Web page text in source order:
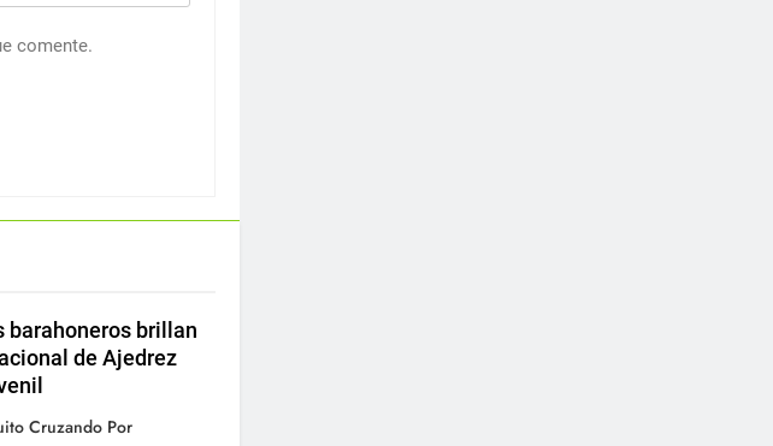
comente.
barahoneros brillan
de Ajedrez
Cruzando Por